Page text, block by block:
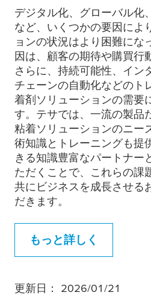
デジタル化、グローバル化
など、いくつかの要因によ
ョンの状況はより困難にな
因は、顧客の期待や購買行
さらに、持続可能性、イン
チェーンの自動化などのト
着剤ソリューションの需要
す。テサでは、一流の製品
粘着ソリューションのニー
術知識とトレーニングも提
きる知識豊富なパートナー
ただくことで、これらの課
共にビジネスを成長させる
だきます。
もっと詳しく
更新日： 2026/01/21